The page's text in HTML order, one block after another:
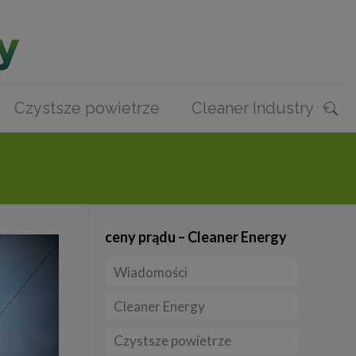
Czystsze powietrze Cleaner Industry
ceny prądu – Cleaner Energy
Wiadomości
Firmy
Prawo
Cleaner Energy
Dla domu
Czystsze powietrze